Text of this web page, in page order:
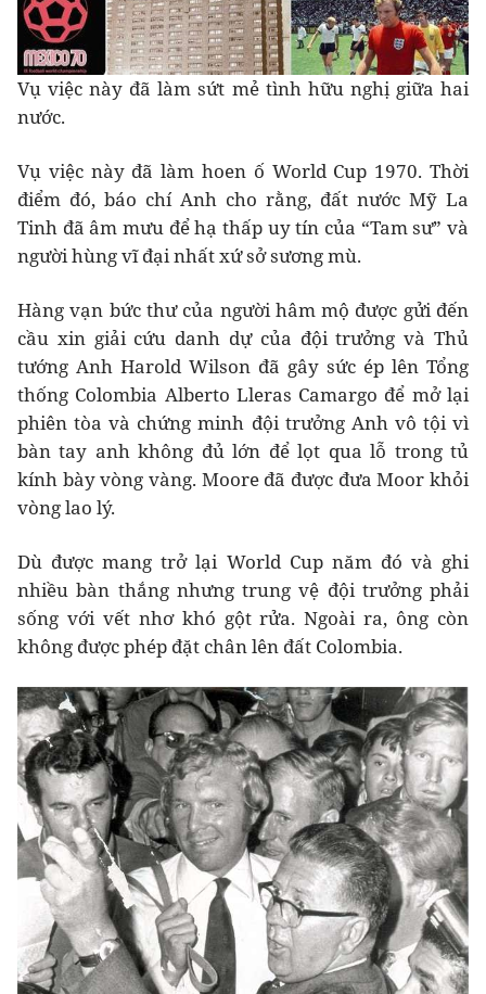
Vụ việc này đã làm sứt mẻ tình hữu nghị giữa hai
nước.
Vụ việc này đã làm hoen ố World Cup 1970. Thời
điểm đó, báo chí Anh cho rằng, đất nước Mỹ La
Tinh đã âm mưu để hạ thấp uy tín của “Tam sư” và
người hùng vĩ đại nhất xứ sở sương mù.
Hàng vạn bức thư của người hâm mộ được gửi đến
cầu xin giải cứu danh dự của đội trưởng và Thủ
tướng Anh Harold Wilson đã gây sức ép lên Tổng
thống Colombia Alberto Lleras Camargo để mở lại
phiên tòa và chứng minh đội trưởng Anh vô tội vì
bàn tay anh không đủ lớn để lọt qua lỗ trong tủ
kính bày vòng vàng. Moore đã được đưa Moor khỏi
vòng lao lý.
Dù được mang trở lại World Cup năm đó và ghi
nhiều bàn thắng nhưng trung vệ đội trưởng phải
sống với vết nhơ khó gột rửa. Ngoài ra, ông còn
không được phép đặt chân lên đất Colombia.